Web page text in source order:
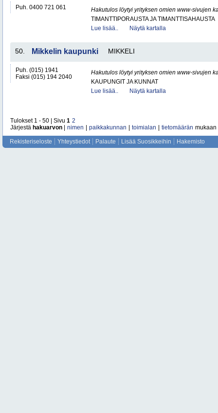
Puh. 0400 721 061
Hakutulos löytyi yrityksen omien www-sivujen
TIMANTTIPORAUSTA JA TIMANTTISAHAUSTA
Lue lisää..
Näytä kartalla
50. Mikkelin kaupunki MIKKELI
Puh. (015) 1941
Faksi (015) 194 2040
Hakutulos löytyi yrityksen omien www-sivujen
KAUPUNGIT JA KUNNAT
Lue lisää..
Näytä kartalla
Tulokset 1 - 50 | Sivu 1 2
Järjestä hakuarvon nimen paikkakunnan toimialan tietomäärän mukaan
Rekisteriseloste Yhteystiedot Palaute Lisää Suosikkeihin Hakemisto